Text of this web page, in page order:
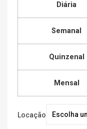
Diária
Semanal
Quinzenal
Mensal
Locação